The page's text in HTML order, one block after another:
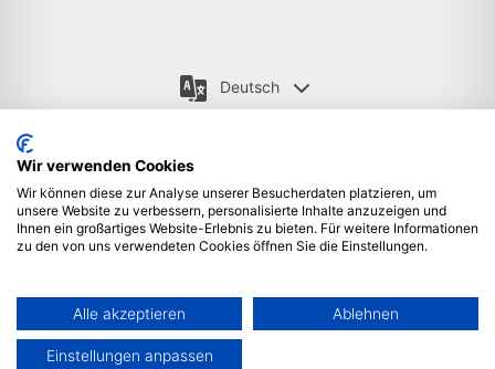
Deutsch
Newsletter anmelden Impressum & Rechtliche Hinweise
Datenschutzerklärung Sitemap Partner Login
Wir sind stolzes Mitglied bei ICCA & ACB | © 2025 Salzburg
Convention Bureau, Auerspergstrasse 6, 5020 Salzburg,
Österreich
Wir verwenden Cookies
Wir können diese zur Analyse unserer Besucherdaten platzieren, um
unsere Website zu verbessern, personalisierte Inhalte anzuzeigen und
Ihnen ein großartiges Website-Erlebnis zu bieten. Für weitere Informationen
zu den von uns verwendeten Cookies öffnen Sie die Einstellungen.
Alle akzeptieren Ablehnen
Einstellungen anpassen